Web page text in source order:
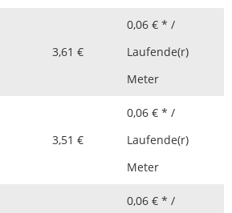
3,61 €
0,06 € * /
Laufende(r)
Meter
3,51 €
0,06 € * /
Laufende(r)
Meter
0,06 € * /